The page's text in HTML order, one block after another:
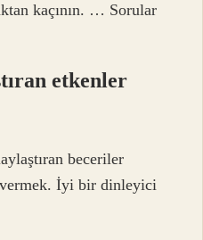
kaçının. … Sorular
etkenler
beceriler
İyi bir dinleyici